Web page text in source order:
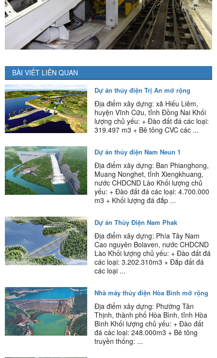
BÀI VIẾT LIÊN QUAN
Dự án thủy điện Trị An mở rộng
Địa điểm xây dựng: xã Hiếu Liêm,
huyện Vĩnh Cữu, tỉnh Đồng Nai Khối
lượng chủ yếu: + Đào đất đá các loại:
319.497 m3 + Bê tông CVC các ...
Dự án thủy điện Nam Neun 1
Địa điểm xây dựng: Ban Phianghong,
Muang Nonghet, tỉnh Xiengkhuang,
nước CHDCND Lào Khối lượng chủ
yếu: + Đào đất đá các loại: 4.700.000
m3 + Khối lượng đá đắp ...
Dự án Thủy Điện Nam Phak
Địa điểm xây dựng: Phía Tây Nam
Cao nguyên Bolaven, nước CHDCND
Lào Khối lượng chủ yếu: + Đào đất đá
các loại: 3.202.310m3 + Đắp đất đá
các loại ...
Nhà máy thủy điện Hòa Bình mở rộng
Địa điểm xây dựng: Phường Tân
Thịnh, thành phố Hòa Bình, tỉnh Hòa
Bình Khối lượng chủ yếu: + Đào đất
đá các loại: 248.000m3 + Bê tông
truyền thống: ...